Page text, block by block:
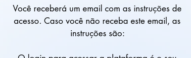
Você receberá um email com as instruções de
acesso. Caso você não receba este email, as
instruções são: